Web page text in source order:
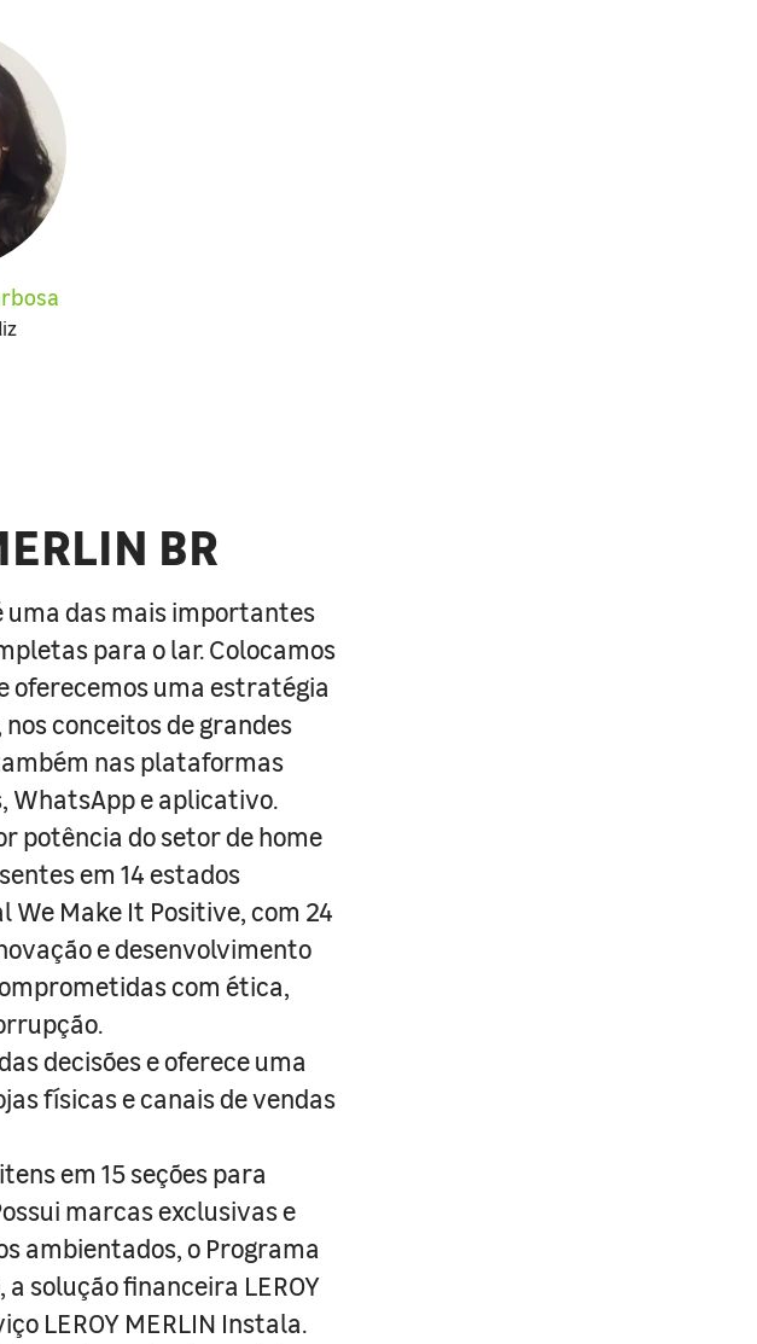
BR
uma das mais importantes
para o lar. Colocamos
oferecemos uma estratégia
conceitos de grandes
nas plataformas
WhatsApp e aplicativo.
potência do setor de home
em 14 estados
Make It Positive, com 24
e desenvolvimento
com ética,
decisões e oferece uma
físicas e canais de vendas
em 15 seções para
marcas exclusivas e
ambientados, o Programa
a solução financeira LEROY
LEROY MERLIN Instala.